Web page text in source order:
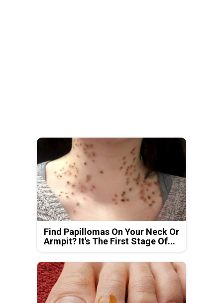
Find Papillomas On Your Neck Or
Armpit? It's The First Stage Of...